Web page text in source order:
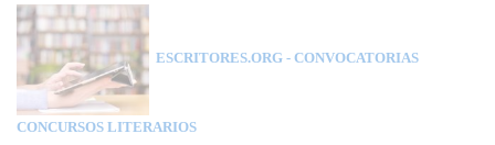
ESCRITORES.ORG - CONVOCATORIAS
CONCURSOS LITERARIOS